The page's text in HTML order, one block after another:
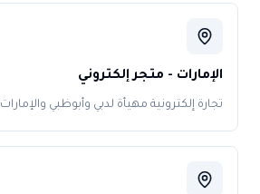
الإمارات - متجر إلكتروني
تجارة إلكترونية مهيأة لدبي وأبوظبي والإمارات